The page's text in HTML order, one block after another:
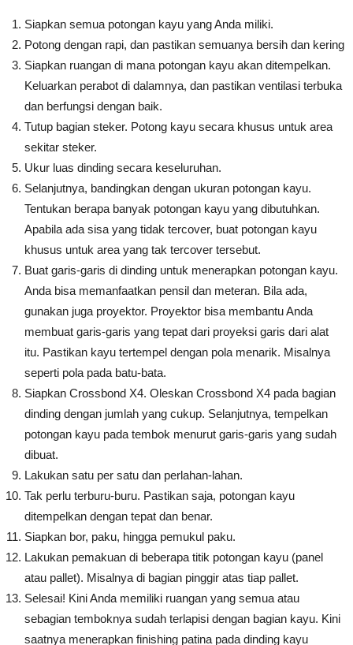
Siapkan semua potongan kayu yang Anda miliki.
Potong dengan rapi, dan pastikan semuanya bersih dan kering
Siapkan ruangan di mana potongan kayu akan ditempelkan.
Keluarkan perabot di dalamnya, dan pastikan ventilasi terbuka
dan berfungsi dengan baik.
Tutup bagian steker. Potong kayu secara khusus untuk area
sekitar steker.
Ukur luas dinding secara keseluruhan.
Selanjutnya, bandingkan dengan ukuran potongan kayu.
Tentukan berapa banyak potongan kayu yang dibutuhkan.
Apabila ada sisa yang tidak tercover, buat potongan kayu
khusus untuk area yang tak tercover tersebut.
Buat garis-garis di dinding untuk menerapkan potongan kayu.
Anda bisa memanfaatkan pensil dan meteran. Bila ada,
gunakan juga proyektor. Proyektor bisa membantu Anda
membuat garis-garis yang tepat dari proyeksi garis dari alat
itu. Pastikan kayu tertempel dengan pola menarik. Misalnya
seperti pola pada batu-bata.
Siapkan Crossbond X4. Oleskan Crossbond X4 pada bagian
dinding dengan jumlah yang cukup. Selanjutnya, tempelkan
potongan kayu pada tembok menurut garis-garis yang sudah
dibuat.
Lakukan satu per satu dan perlahan-lahan.
Tak perlu terburu-buru. Pastikan saja, potongan kayu
ditempelkan dengan tepat dan benar.
Siapkan bor, paku, hingga pemukul paku.
Lakukan pemakuan di beberapa titik potongan kayu (panel
atau pallet). Misalnya di bagian pinggir atas tiap pallet.
Selesai! Kini Anda memiliki ruangan yang semua atau
sebagian temboknya sudah terlapisi dengan bagian kayu. Kini
saatnya menerapkan finishing patina pada dinding kayu